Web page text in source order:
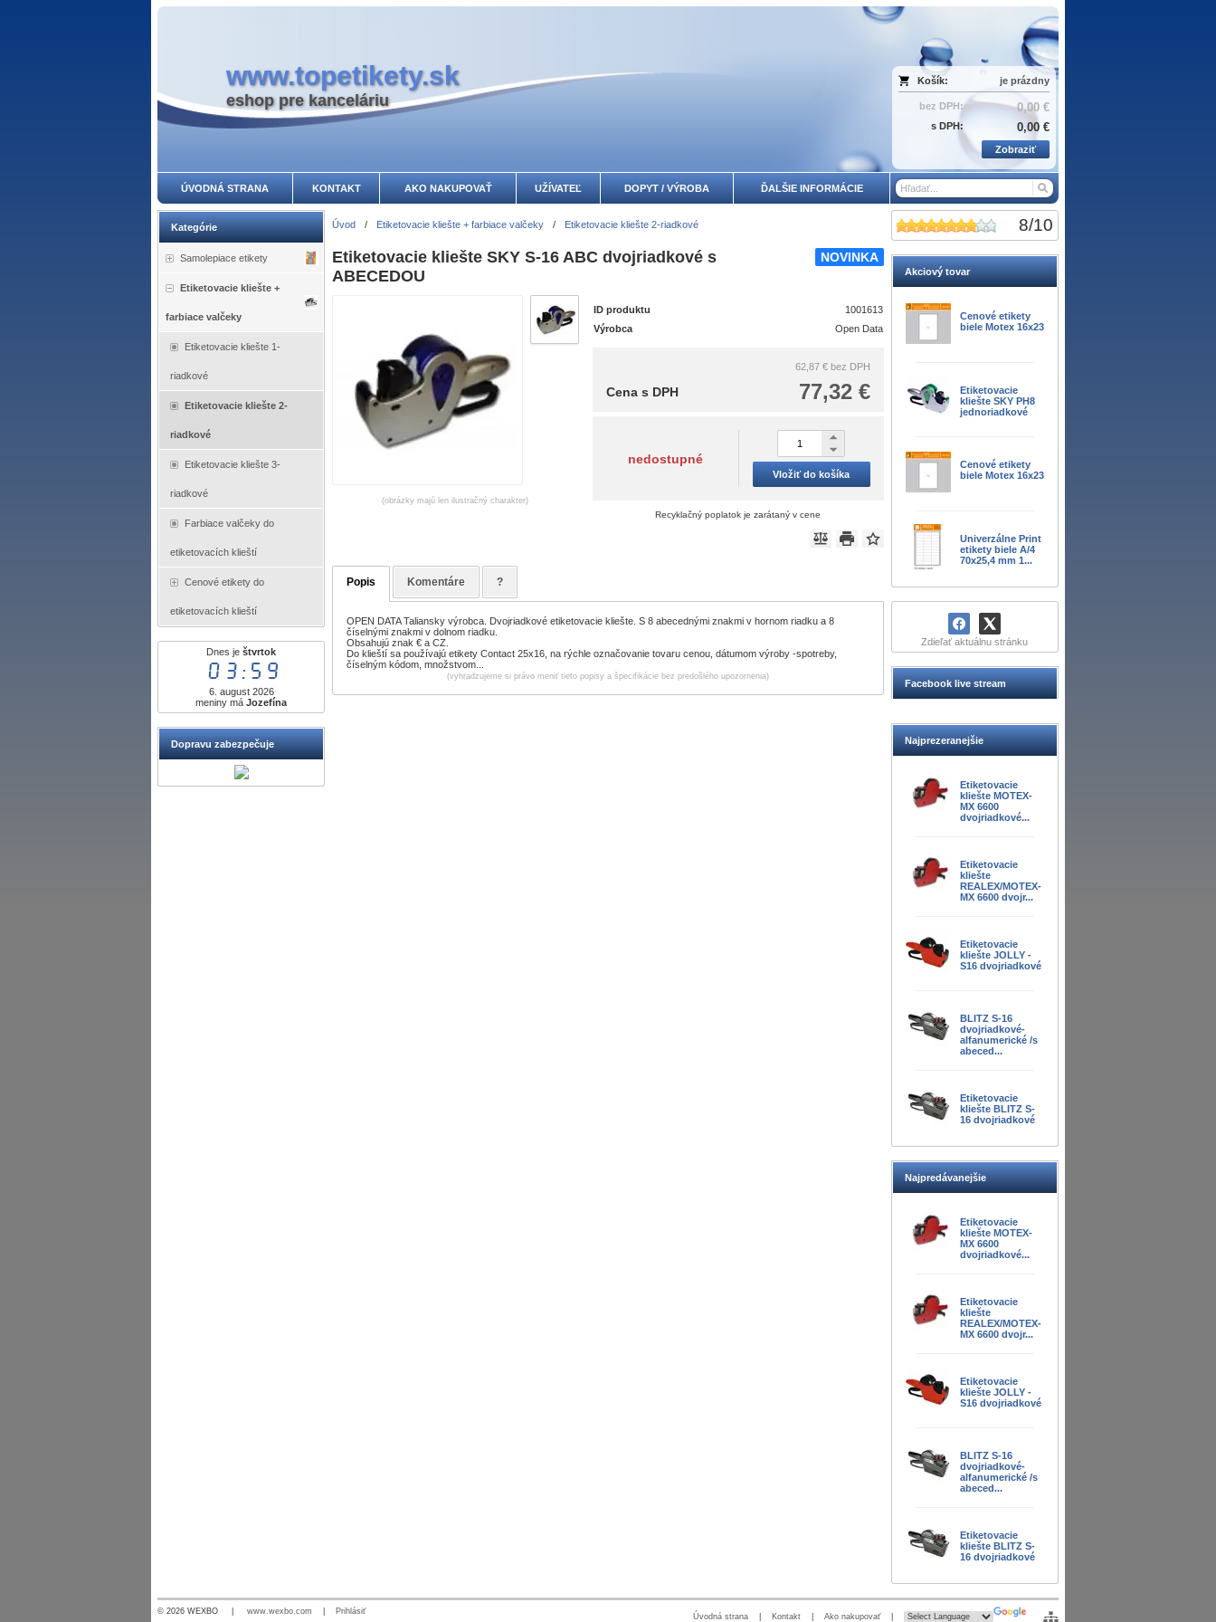
Košík: je prázdny
bez DPH: 0,00 €
s DPH: 0,00 €
Zobraziť
www.topetikety.sk
eshop pre kanceláriu
ÚVODNÁ STRANA KONTAKT AKO NAKUPOVAŤ UŽÍVATEĽ DOPYT / VÝROBA ĎALŠIE INFORMÁCIE
Kategórie
Samolepiace etikety
Etiketovacie kliešte +
farbiace valčeky
Etiketovacie kliešte 1-
riadkové
Etiketovacie kliešte 2-
riadkové
Etiketovacie kliešte 3-
riadkové
Farbiace valčeky do
etiketovacích klieští
Cenové etikety do
etiketovacích klieští
Dnes ještvrtok
03:59
6. august 2026
meniny máJozefína
Dopravu zabezpečuje
8/10
Akciový tovar
Cenové etikety
biele Motex 16x23
Etiketovacie
kliešte SKY PH8
jednoriadkové
Cenové etikety
biele Motex 16x23
Univerzálne Print
etikety biele A/4
70x25,4 mm 1...
Zdieľať aktuálnu stránku
Facebook live stream
Najprezeranejšie
Etiketovacie
kliešte MOTEX-
MX 6600
dvojriadkové...
Etiketovacie
kliešte
REALEX/MOTEX-
MX 6600 dvojr...
Etiketovacie
kliešte JOLLY -
S16 dvojriadkové
BLITZ S-16
dvojriadkové-
alfanumerické /s
abeced...
Etiketovacie
kliešte BLITZ S-
16 dvojriadkové
Najpredávanejšie
Etiketovacie
kliešte MOTEX-
MX 6600
dvojriadkové...
Etiketovacie
kliešte
REALEX/MOTEX-
MX 6600 dvojr...
Etiketovacie
kliešte JOLLY -
S16 dvojriadkové
BLITZ S-16
dvojriadkové-
alfanumerické /s
abeced...
Etiketovacie
kliešte BLITZ S-
16 dvojriadkové
Úvod / Etiketovacie kliešte + farbiace valčeky / Etiketovacie kliešte 2-riadkové
NOVINKA
Etiketovacie kliešte SKY S-16 ABC dvojriadkové s
ABECEDOU
(obrázky majú len ilustračný charakter)
ID produktu
1001613
Výrobca
Open Data
62,87 € bez DPH
77,32 €
Cena s DPH
nedostupné
Vložiť do košíka
Recyklačný poplatok je zarátaný v cene
Popis Komentáre ?
OPEN DATA Taliansky výrobca. Dvojriadkové etiketovacie kliešte. S 8 abecednými znakmi v hornom riadku a 8
číselnými znakmi v dolnom riadku.
Obsahujú znak € a CZ.
Do klieští sa používajú etikety Contact 25x16, na rýchle označovanie tovaru cenou, dátumom výroby -spotreby,
číselným kódom, množstvom...
(vyhradzujeme si právo meniť tieto popisy a špecifikácie bez predošlého upozornenia)
© 2026 WEXBO | www.wexbo.com Prihlásiť
Úvodná strana Kontakt Ako nakupovať|